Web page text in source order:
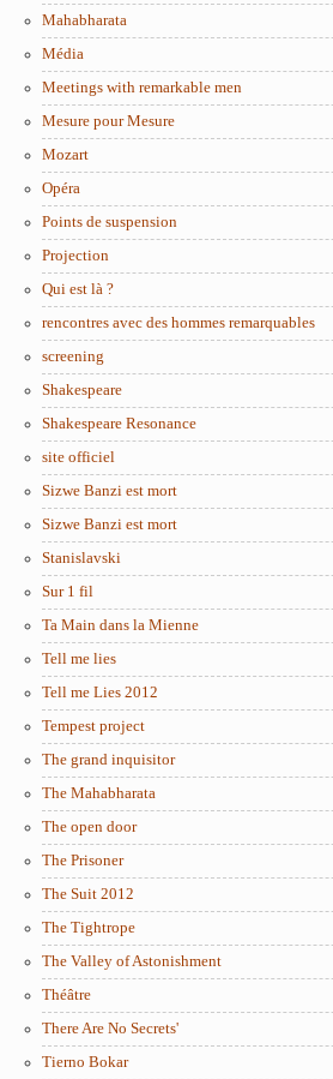
Mahabharata
Média
Meetings with remarkable men
Mesure pour Mesure
Mozart
Opéra
Points de suspension
Projection
Qui est là ?
rencontres avec des hommes remarquables
screening
Shakespeare
Shakespeare Resonance
site officiel
Sizwe Banzi est mort
Sizwe Banzi est mort
Stanislavski
Sur 1 fil
Ta Main dans la Mienne
Tell me lies
Tell me Lies 2012
Tempest project
The grand inquisitor
The Mahabharata
The open door
The Prisoner
The Suit 2012
The Tightrope
The Valley of Astonishment
Théâtre
There Are No Secrets'
Tierno Bokar